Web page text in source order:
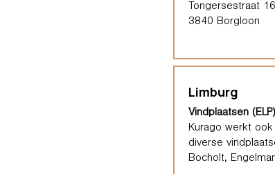
Tongersestraat
3840 Borgloon
Limburg
Vindplaatsen (ELP)
Kurago werkt
diverse
Bocholt,